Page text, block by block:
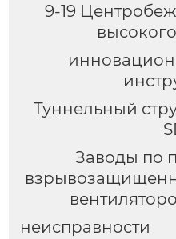
9-19
Туннельный
Заводы по
неисправности